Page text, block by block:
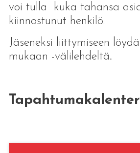
voi tulla kuka tahansa
kiinnostunut henkilö.
Jäseneksi liittymiseen
mukaan -välilehdeltä..